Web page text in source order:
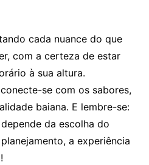
cada nuance do que
com a certeza de estar
à sua altura.
se com os sabores,
baiana. E lembre-se:
da escolha do
a experiência